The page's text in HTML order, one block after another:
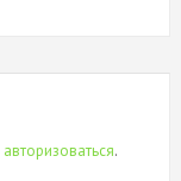
авторизоваться.